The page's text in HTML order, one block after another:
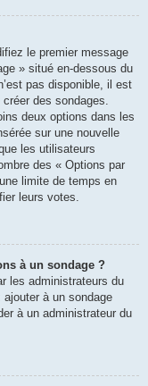
le premier message
» situé en-dessous du
pas disponible, il est
des sondages.
deux options dans les
sur une nouvelle
les utilisateurs
des « Options par
limite de temps en
leurs votes.
à un sondage ?
les administrateurs du
à un sondage
à un administrateur du